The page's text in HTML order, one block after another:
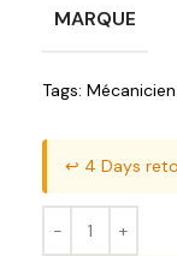
MARQUE
Tags: Mécanicien
↩️ 4 Days